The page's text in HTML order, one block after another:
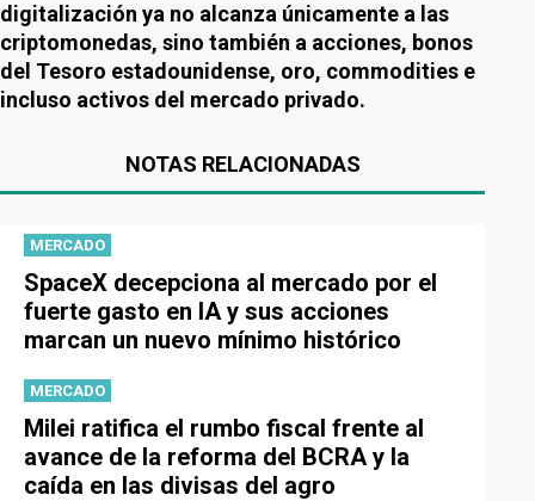
digitalización ya no alcanza únicamente a las
criptomonedas, sino también a acciones, bonos
del Tesoro estadounidense, oro, commodities e
incluso activos del mercado privado.
NOTAS RELACIONADAS
MERCADO
SpaceX decepciona al mercado por el
fuerte gasto en IA y sus acciones
marcan un nuevo mínimo histórico
MERCADO
Milei ratifica el rumbo fiscal frente al
avance de la reforma del BCRA y la
caída en las divisas del agro